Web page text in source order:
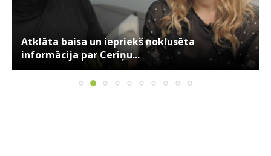
Atklāta baisa un iepriekš noklusēta
informācija par Ceriņu...